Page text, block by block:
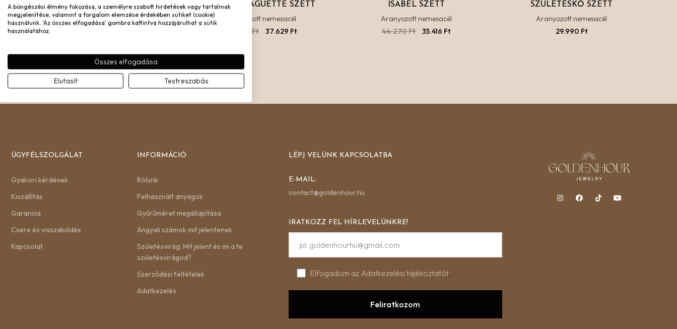
JADE BAGUETTE SZETT
Aranyozott nemesacél
BLANCA BAGUETTE SZETT
Aranyozott nemesacél
Ft 37.629 Ft
ISABEL SZETT
Aranyozott nemesacél
44.270Ft 35.416 Ft
SZÜLETÉSKŐ SZETT
Aranyozott nemesacél
29.990 Ft
ÜGYFÉLSZOLGÁLAT
Gyakori kérdések
Kiszállítás
Garancia
Csere és visszaküldés
Kapcsolat
INFORMÁCIÓ
Rólunk
Felhasznált anyagok
Gyűrűméret megállapítása
Angyali számok mit jelentenek
Születésvirág: Mit jelent és mi a te
születésvirágod?
Szerződési feltételek
Adatkezelés
LÉPJ VELÜNK KAPCSOLATBA
E-MAIL:
contact@goldenhour.hu
IRATKOZZ FEL HÍRLEVELÜNKRE!
Elfogadom az Adatkezelési tájékoztatót.
A böngészési élmény fokozása, a személyre szabott hirdetések vagy tartalmak
megjelenítése, valamint a forgalom elemzése érdekében sütiket (cookie)
használunk. 'Az összes elfogadása' gombra kattintva hozzájárulhat a sütik
használatához.
Összes elfogadása
Elutasít Testreszabás